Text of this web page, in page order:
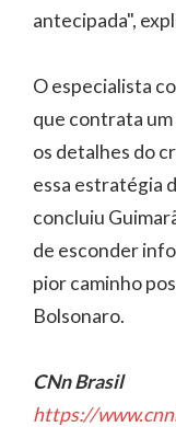
antecipada",
O especialista
que contrata
os detalhes do
essa estratégia
concluiu
de esconder
pior caminho
Bolsonaro.
CNn Brasil
https://